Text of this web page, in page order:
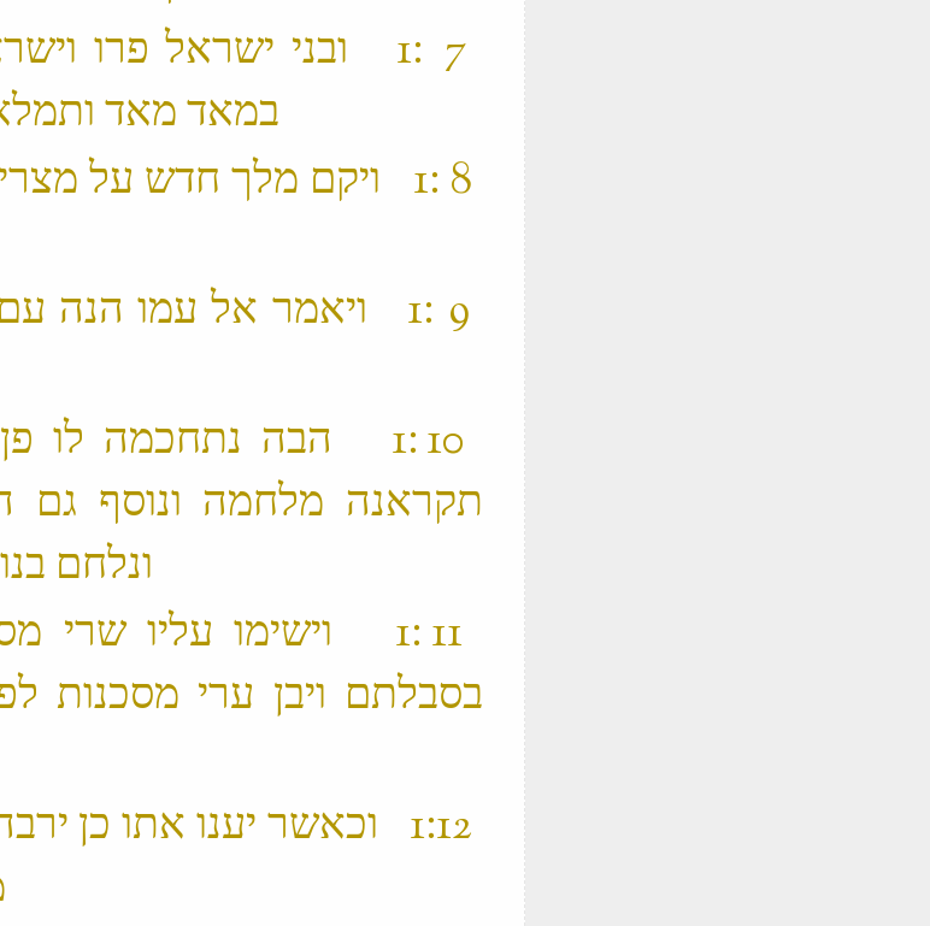
7 ׃1 ובני ישראל פרו
8 ׃1 ויקם מלך חדש על
9 ׃1 ויאמר אל עמו הנה
10 ׃1 הבה נתחכמה לו
תקראנה מלחמה ונוסף גם
11 ׃1 וישימו עליו
בסבלתם ויבן ערי מסכנות
12 ׃1 וכאשר יענו אתו כן